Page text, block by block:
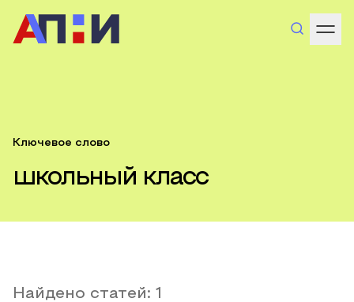
Ключевое слово
школьный класс
Найдено статей: 1